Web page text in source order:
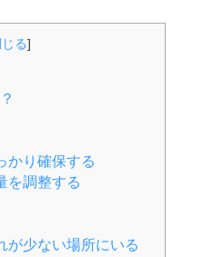
じる]
かり確保する
を調整する
が少ない場所にいる